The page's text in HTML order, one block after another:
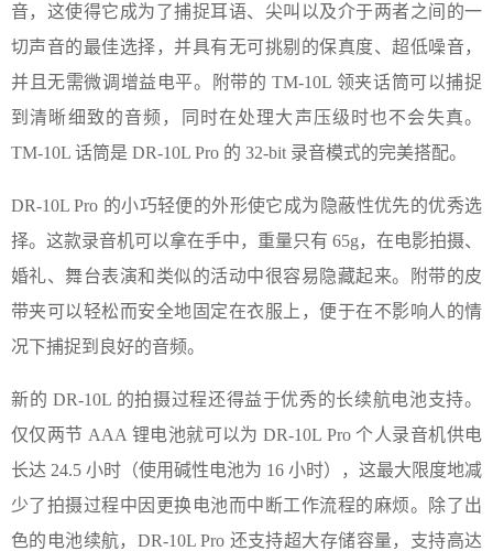
音，这使得它成为了捕捉耳语、尖叫以及介于两者之间的一
切声音的最佳选择，并具有无可挑剔的保真度、超低噪音，
并且无需微调增益电平。附带的 TM-10L 领夹话筒可以捕捉
到清晰细致的音频，同时在处理大声压级时也不会失真。
TM-10L 话筒是 DR-10L Pro 的 32-bit 录音模式的完美搭配。
DR-10L Pro 的小巧轻便的外形使它成为隐蔽性优先的优秀选
择。这款录音机可以拿在手中，重量只有 65g，在电影拍摄、
婚礼、舞台表演和类似的活动中很容易隐藏起来。附带的皮
带夹可以轻松而安全地固定在衣服上，便于在不影响人的情
况下捕捉到良好的音频。
新的 DR-10L 的拍摄过程还得益于优秀的长续航电池支持。
仅仅两节 AAA 锂电池就可以为 DR-10L Pro 个人录音机供电
长达 24.5 小时（使用碱性电池为 16 小时），这最大限度地减
少了拍摄过程中因更换电池而中断工作流程的麻烦。除了出
色的电池续航，DR-10L Pro 还支持超大存储容量，支持高达